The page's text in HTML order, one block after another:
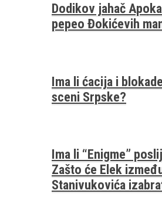
Dodikov jahač
pepeo Đokićevih
Ima li ćacija i
sceni Srpske?
Ima li “Enigme”
Zašto će Elek
Stanivukovića